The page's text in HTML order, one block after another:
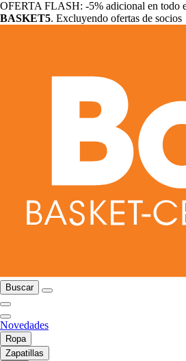
OFERTA FLASH: -5% adicional en todo
BASKET5. Excluyendo ofertas de socios
Buscar
Novedades
Ropa
Zapatillas